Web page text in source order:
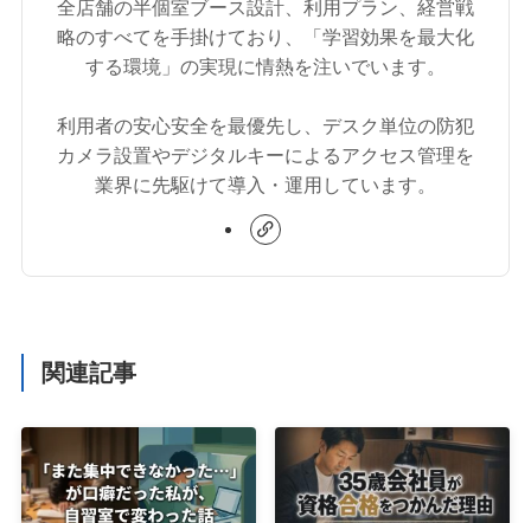
全店舗の半個室ブース設計、利用プラン、経営戦
略のすべてを手掛けており、「学習効果を最大化
する環境」の実現に情熱を注いでいます。
利用者の安心安全を最優先し、デスク単位の防犯
カメラ設置やデジタルキーによるアクセス管理を
業界に先駆けて導入・運用しています。
関連記事